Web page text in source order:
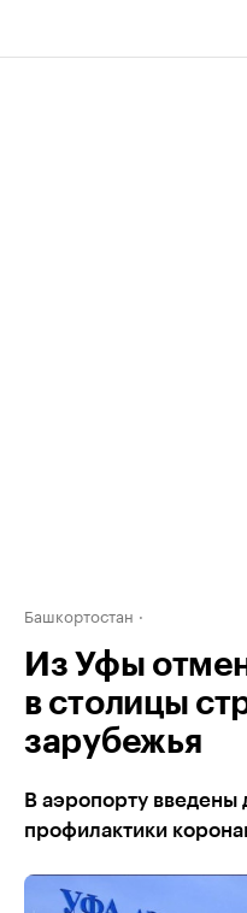
Башкортостан
Из Уфы
в столицы
зарубежья
В аэропорту
профилактики